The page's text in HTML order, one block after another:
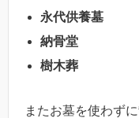
永代供養墓
納骨堂
樹木葬
またお墓を使わず